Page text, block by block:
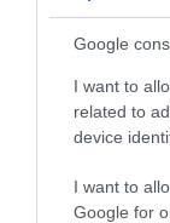
Google
I want to
related to
device
I want to
Google for
A cápa forgatása